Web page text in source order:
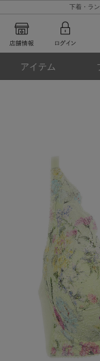
下着・ラ
アイテム